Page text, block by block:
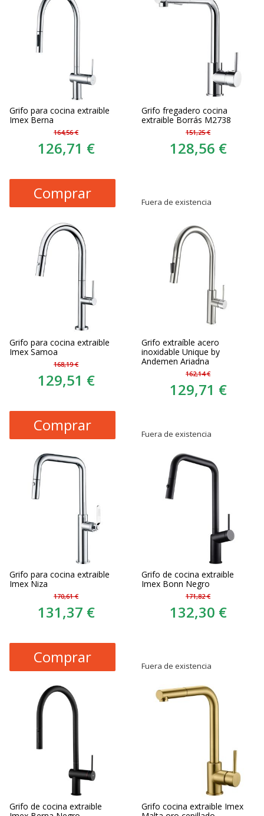
Grifo para cocina extraible
Imex Berna
164,56 €
126,71 €
Comprar
Grifo fregadero cocina
extraible Borrás M2738
151,25 €
128,56 €
Fuera de existencia
Grifo para cocina extraible
Imex Samoa
168,19 €
129,51 €
Comprar
Grifo extraíble acero
inoxidable Unique by
Andemen Ariadna
162,14 €
129,71 €
Fuera de existencia
Grifo para cocina extraible
Imex Niza
170,61 €
131,37 €
Comprar
Grifo de cocina extraible
Imex Bonn Negro
171,82 €
132,30 €
Fuera de existencia
Grifo de cocina extraible
Grifo cocina extraible Imex